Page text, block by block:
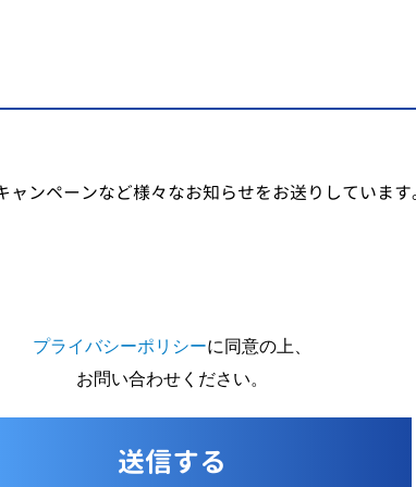
ンペーンなど様々なお知らせをお送りしています
プライバシーポリシーに同意の上、
お問い合わせください。